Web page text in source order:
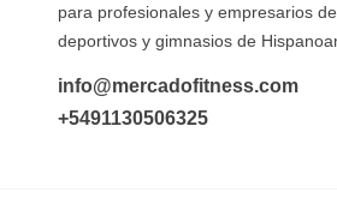
para profesionales y empresarios
deportivos y gimnasios de
info@mercadofitness.com
+5491130506325